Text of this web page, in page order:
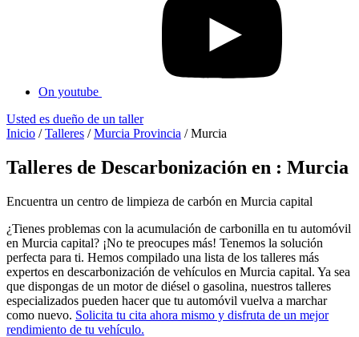
On youtube
Usted es dueño de un taller
Inicio /Talleres /Murcia Provincia /Murcia
Talleres de Descarbonización en : Murcia
Encuentra un centro de limpieza de carbón en Murcia capital
¿Tienes problemas con la acumulación de carbonilla en tu automóvil
en Murcia capital? ¡No te preocupes más! Tenemos la solución
perfecta para ti. Hemos compilado una lista de los talleres más
expertos en descarbonización de vehículos en Murcia capital. Ya sea
que dispongas de un motor de diésel o gasolina, nuestros talleres
especializados pueden hacer que tu automóvil vuelva a marchar
como nuevo. Solicita tu cita ahora mismo y disfruta de un mejor
rendimiento de tu vehículo.